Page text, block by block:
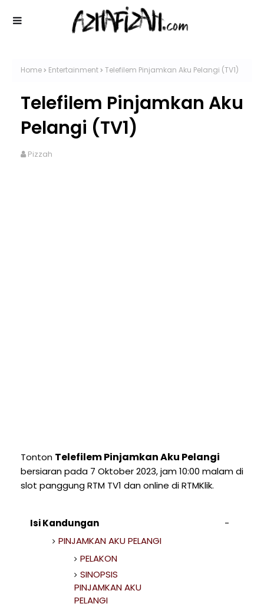
Home Entertainment Telefilem Pinjamkan Aku Pelangi (TV1)
Telefilem Pinjamkan Aku
Pelangi (TV1)
Pizzah
Tonton Telefilem Pinjamkan Aku Pelangi
bersiaran pada 7 Oktober 2023, jam 10:00 malam di
slot panggung RTM TV1 dan online di RTMKlik.
Isi Kandungan
PINJAMKAN AKU PELANGI
PELAKON
SINOPSIS
PINJAMKAN AKU
PELANGI